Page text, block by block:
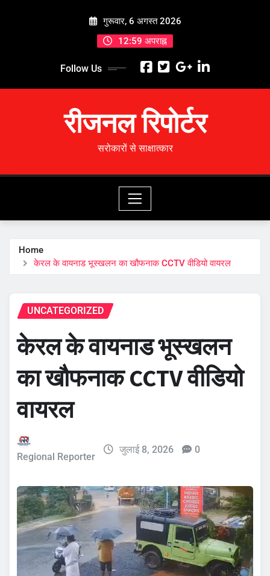
गुरूवार, 6 अगस्त 2026
12:59 अपराह्न
Follow Us
रीजनल रिपोर्टर
सरोकारों से साक्षात्कार
Home
केरल के वायनाड भूस्खलन का खौफनाक CCTV वीडियो वायरल
UNCATEGORIZED
केरल के वायनाड भूस्खलन
का खौफनाक CCTV वीडियो
वायरल
Regional Reporter
जुलाई 8, 2026 0